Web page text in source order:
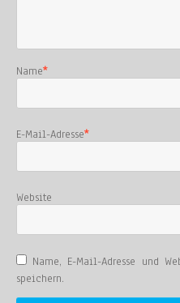
Name*
E-Mail-Adresse*
Website
Name, E-Mail-Adresse und
speichern.